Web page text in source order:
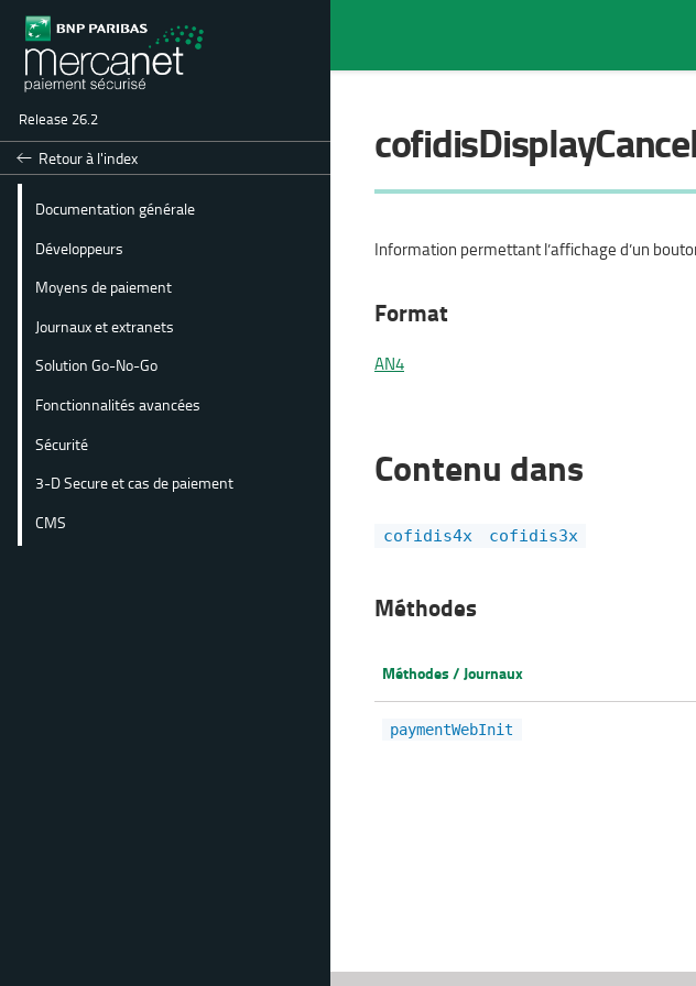
Release 26.2
Retour à l'index
Documentation générale
Développeurs
Moyens de paiement
Journaux et extranets
Solution Go-No-Go
Fonctionnalités avancées
Sécurité
3-D Secure et cas de paiement
CMS
Information permettant l’affichage d’un
Format
AN4
Contenu dans
cofidis4x cofidis3x
Méthodes
Méthodes / Journaux
paymentWebInit